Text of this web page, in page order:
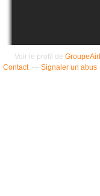
Voir le profil de
Contact
Signaler un abus